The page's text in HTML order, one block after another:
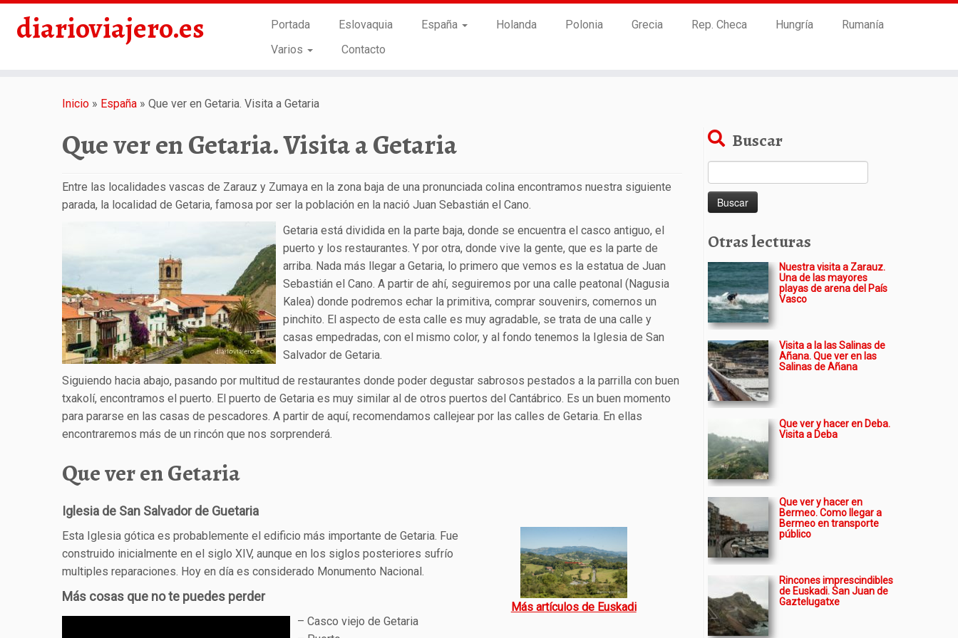
diarioviajero.es Portada Eslovaquia España Holanda Polonia Grecia Rep. Checa Hungría
Rumanía
Varios
Contacto
Inicio » España » Que ver en Getaria. Visita a Getaria
Que ver en Getaria. Visita a Getaria
Entre las localidades vascas de Zarauz y Zumaya en la zona baja de una pronunciada colina encontramos nuestra siguiente
parada, la localidad de Getaria, famosa por ser la población en la nació Juan Sebastián el Cano.
Getaria está dividida en la parte baja, donde se encuentra el casco antiguo, el
puerto y los restaurantes. Y por otra, donde vive la gente, que es la parte de
arriba. Nada más llegar a Getaria, lo primero que vemos es la estatua de Juan
Sebastián el Cano. A partir de ahí, seguiremos por una calle peatonal (Nagusia
Kalea) donde podremos echar la primitiva, comprar souvenirs, comernos un
pinchito. El aspecto de esta calle es muy agradable, se trata de una calle y
casas empedradas, con el mismo color, y al fondo tenemos la Iglesia de San
Salvador de Getaria.
Siguiendo hacia abajo, pasando por multitud de restaurantes donde poder degustar sabrosos pestados a la parrilla con buen
txakolí, encontramos el puerto. El puerto de Getaria es muy similar al de otros puertos del Cantábrico. Es un buen momento
para pararse en las casas de pescadores. A partir de aquí, recomendamos callejear por las calles de Getaria. En ellas
encontraremos más de un rincón que nos sorprenderá.
Que ver en Getaria
Iglesia de San Salvador de Guetaria
Más artículos de Euskadi
Esta Iglesia gótica es probablemente el edificio más importante de Getaria. Fue
construido inicialmente en el siglo XIV, aunque en los siglos posteriores sufrío
multiples reparaciones. Hoy en día es considerado Monumento Nacional.
Más cosas que no te puedes perder
– Casco viejo de Getaria
Buscar
Otras lecturas
Nuestra visita a Zarauz.
Una de las mayores
playas de arena del País
Vasco
Visita a la las Salinas de
Añana. Que ver en las
Salinas de Añana
Que ver y hacer en Deba.
Visita a Deba
Que ver y hacer en
Bermeo. Como llegar a
Bermeo en transporte
público
Rincones imprescindibles
de Euskadi. San Juan de
Gaztelugatxe